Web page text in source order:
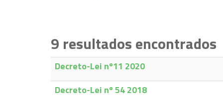
9 resultados encontrados
Decreto-Lei nº11 2020
Decreto-Lei nº 54 2018